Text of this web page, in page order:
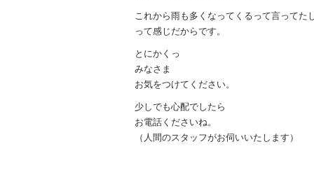
これから雨も多くなってくるって言ってた
って感じだからです。
とにかくっ
みなさま
お気をつけてください。
少しでも心配でしたら
お電話くださいね。
（人間のスタッフがお伺いいたします）